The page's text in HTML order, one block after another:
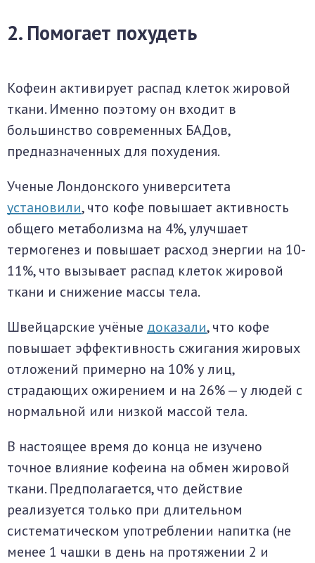
2. Помогает похудеть
Кофеин активирует распад клеток жировой
ткани. Именно поэтому он входит в
большинство современных БАДов,
предназначенных для похудения.
Ученые Лондонского университета
установили, что кофе повышает активность
общего метаболизма на 4%, улучшает
термогенез и повышает расход энергии на 10-
11%, что вызывает распад клеток жировой
ткани и снижение массы тела.
Швейцарские учёные доказали, что кофе
повышает эффективность сжигания жировых
отложений примерно на 10% у лиц,
страдающих ожирением и на 26% — у людей с
нормальной или низкой массой тела.
В настоящее время до конца не изучено
точное влияние кофеина на обмен жировой
ткани. Предполагается, что действие
реализуется только при длительном
систематическом употреблении напитка (не
менее 1 чашки в день на протяжении 2 и